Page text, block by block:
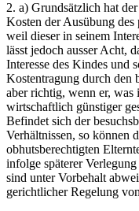
2. a) Grundsätzlich hat
Kosten der Ausübung
weil dieser in seinem
lässt jedoch ausser Acht,
Interesse des Kindes und
Kostentragung durch den
aber richtig, wenn er,
wirtschaftlich günstiger
Befindet sich der
Verhältnissen, so können
obhutsberechtigten
infolge späterer
sind unter Vorbehalt
gerichtlicher Regelung